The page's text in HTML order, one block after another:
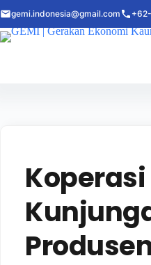
gemi.indonesia@gmail.com
Koperasi